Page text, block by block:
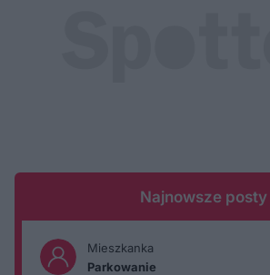
Najnowsze posty
Mieszkanka
Parkowanie